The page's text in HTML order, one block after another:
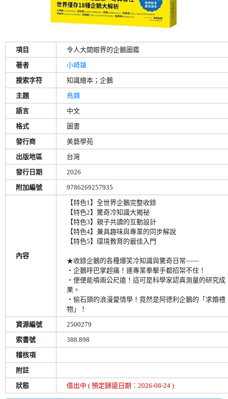
項目
令人大開眼界的企鵝圖鑑
著者
小崎雄
搜索字符
知識繪本；企鵝
主題
鳥類
語言
中文
格式
圖書
發行商
美藝學苑
出版地區
台灣
發行日期
2026
附加編號
9786269257935
內容
【特色1】全世界企鵝完整收錄
【特色2】驚奇冷知識大揭祕
【特色3】親子共讀的互動設計
【特色4】兼具趣味與專業的同步解說
【特色5】環境教育的最佳入門
★收錄企鵝的各種爆笑冷知識與驚奇日常——
‧企鵝呼巴掌超痛！連專業拳擊手都招架不住！
‧便便能噴兩公尺遠！這可是科學家認真測量的研究成
果。
‧偷石頭的浪漫愛情學！竟然是阿德利企鵝的「求婚禮
物」！
資源編號
2500279
索書號
388.898
稽核項
附註
狀態
借出中 ( 預定歸還日期︰2026-08-24 )